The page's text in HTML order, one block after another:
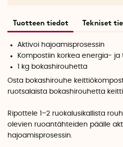
Tuotteen tiedot Tekniset
Aktivoi hajoamisprosessin
Kompostiin korkea energia- ja
1 kg bokashirouhetta
Osta bokashirouhe
ruotsalaista bokashirouhetta
Ripottele 1–2 ruokalusikallista
olevien ruoantähteiden päälle
hajoamisprosessin.